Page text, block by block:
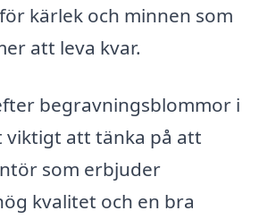
kärlek och minnen som
att leva kvar.
begravningsblommor i
viktigt att tänka på att
som erbjuder
kvalitet och en bra